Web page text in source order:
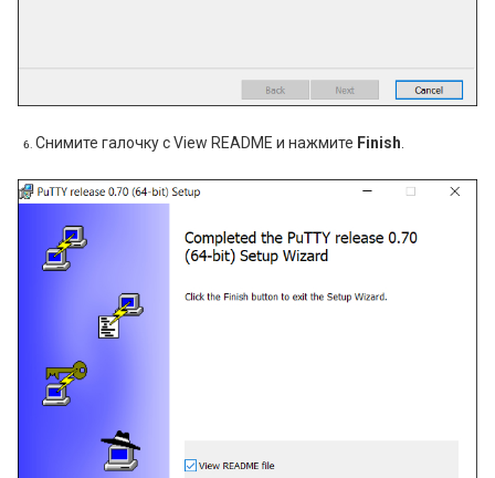
Снимите галочку с View README и нажмите Finish.